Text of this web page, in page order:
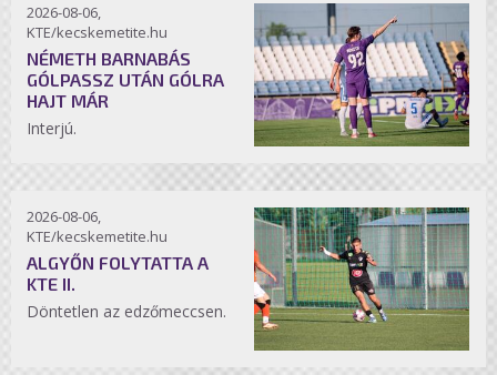
2026-08-06,
KTE/kecskemetite.hu
NÉMETH BARNABÁS
GÓLPASSZ UTÁN GÓLRA
HAJT MÁR
Interjú.
2026-08-06,
KTE/kecskemetite.hu
ALGYŐN FOLYTATTA A
KTE II.
Döntetlen az edzőmeccsen.